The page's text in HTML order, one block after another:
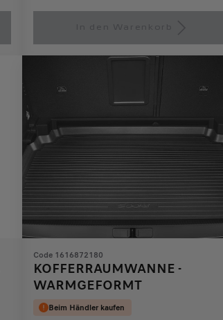
Price
86,63
€
Quantity
to:
1
Code 1616872180
KOFFERRAUMWANNE -
WARMGEFORMT
Beim Händler kaufen